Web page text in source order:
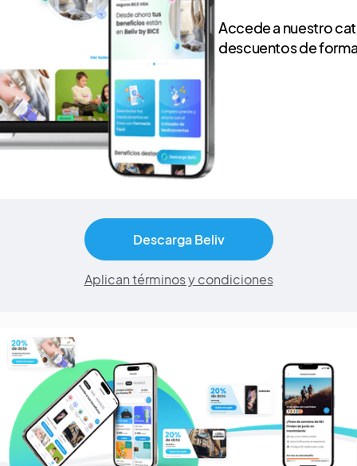
Accede a nuestro
descuentos de
Descarga Beliv
Aplican términos y condiciones